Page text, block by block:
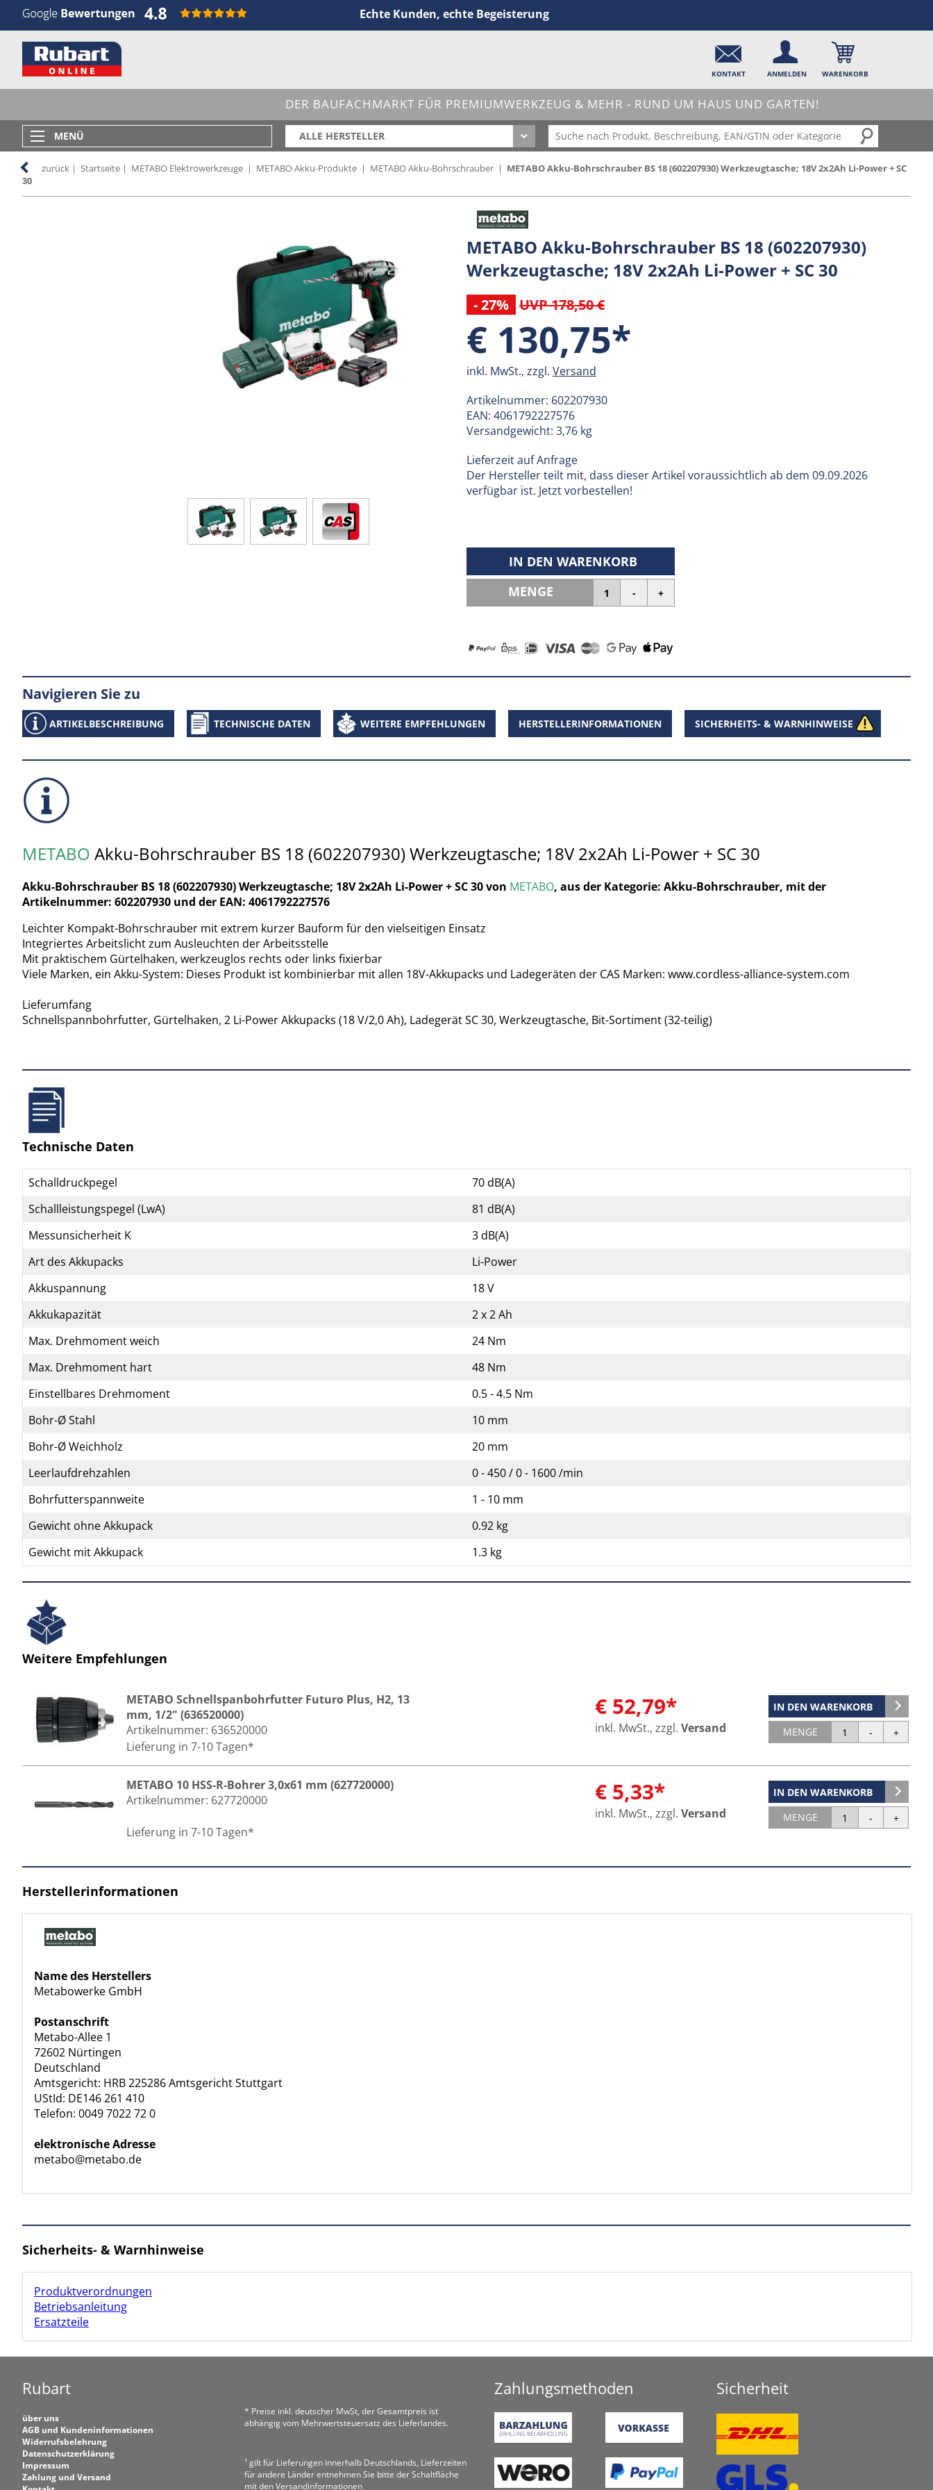
Echte Kunden, echte Begeisterung
KONTAKT ANMELDEN WARENKORB
DER BAUFACHMARKT FÜR PREMIUMWERKZEUG & MEHR - RUND UM HAUS UND GARTEN!
MENÜ ALLE HERSTELLER
zurück | Startseite | METABO Elektrowerkzeuge | METABO Akku-Produkte | METABO Akku-Bohrschrauber | METABO Akku-Bohrschrauber BS 18 (602207930) Werkzeugtasche; 18V 2x2Ah Li-Power + SC
30
METABO Akku-Bohrschrauber BS 18 (602207930)
Werkzeugtasche; 18V 2x2Ah Li-Power + SC 30
- 27% UVP 178,50 €
€ 130,75*
inkl. MwSt., zzgl. Versand
Artikelnummer: 602207930
EAN: 4061792227576
Versandgewicht: 3,76 kg
Lieferzeit auf Anfrage
Der Hersteller teilt mit, dass dieser Artikel voraussichtlich ab dem 09.09.2026
verfügbar ist. Jetzt vorbestellen!
IN DEN WARENKORB
MENGE
Navigieren Sie zu
ARTIKELBESCHREIBUNG TECHNISCHE DATEN WEITERE EMPFEHLUNGEN HERSTELLERINFORMATIONEN SICHERHEITS- & WARNHINWEISE
METABO Akku-Bohrschrauber BS 18 (602207930) Werkzeugtasche; 18V 2x2Ah Li-Power + SC 30
Akku-Bohrschrauber BS 18 (602207930) Werkzeugtasche; 18V 2x2Ah Li-Power + SC 30 von METABO, aus der Kategorie: Akku-Bohrschrauber, mit der
Artikelnummer: 602207930 und der EAN: 4061792227576
Leichter Kompakt-Bohrschrauber mit extrem kurzer Bauform für den vielseitigen Einsatz
Integriertes Arbeitslicht zum Ausleuchten der Arbeitsstelle
Mit praktischem Gürtelhaken, werkzeuglos rechts oder links fixierbar
Viele Marken, ein Akku-System: Dieses Produkt ist kombinierbar mit allen 18V-Akkupacks und Ladegeräten der CAS Marken: www.cordless-alliance-system.com
Lieferumfang
Schnellspannbohrfutter, Gürtelhaken, 2 Li-Power Akkupacks (18 V/2,0 Ah), Ladegerät SC 30, Werkzeugtasche, Bit-Sortiment (32-teilig)
Technische Daten
Schalldruckpegel
70 dB(A)
Schallleistungspegel (LwA)
81 dB(A)
Messunsicherheit K
3 dB(A)
Art des Akkupacks
Li-Power
Akkuspannung
18 V
Akkukapazität
2 x 2 Ah
Max. Drehmoment weich
24 Nm
Max. Drehmoment hart
48 Nm
Einstellbares Drehmoment
0.5 - 4.5 Nm
Bohr-Ø Stahl
10 mm
Bohr-Ø Weichholz
20 mm
Leerlaufdrehzahlen
0 - 450 / 0 - 1600 /min
Bohrfutterspannweite
1 - 10 mm
Gewicht ohne Akkupack
0.92 kg
Gewicht mit Akkupack
1.3 kg
Weitere Empfehlungen
METABO Schnellspanbohrfutter Futuro Plus, H2, 13
mm, 1/2" (636520000)
Artikelnummer: 636520000
Lieferung in 7-10 Tagen*
IN DEN WARENKORB
MENGE
€ 52,79*
inkl. MwSt., zzgl. Versand
METABO 10 HSS-R-Bohrer 3,0x61 mm (627720000)
Artikelnummer: 627720000
Lieferung in 7-10 Tagen*
IN DEN WARENKORB
MENGE
€ 5,33*
inkl. MwSt., zzgl. Versand
Herstellerinformationen
Name des Herstellers
Metabowerke GmbH
Postanschrift
Metabo-Allee 1
72602 Nürtingen
Deutschland
Amtsgericht: HRB 225286 Amtsgericht Stuttgart
UStId: DE146 261 410
Telefon: 0049 7022 72 0
elektronische Adresse
metabo@metabo.de
Sicherheits- & Warnhinweise
Produktverordnungen
Betriebsanleitung
Ersatzteile
Rubart
über uns
AGB und Kundeninformationen
Widerrufsbelehrung
Datenschutzerklärung
Impressum
Zahlung und Versand
* Preise inkl. deutscher MwSt, der Gesamtpreis ist
abhängig vom Mehrwertsteuersatz des Lieferlandes.
¹ gilt für Lieferungen innerhalb Deutschlands, Lieferzeiten
für andere Länder entnehmen Sie bitte der Schaltfläche
mit den Versandinformationen
Zahlungsmethoden Sicherheit